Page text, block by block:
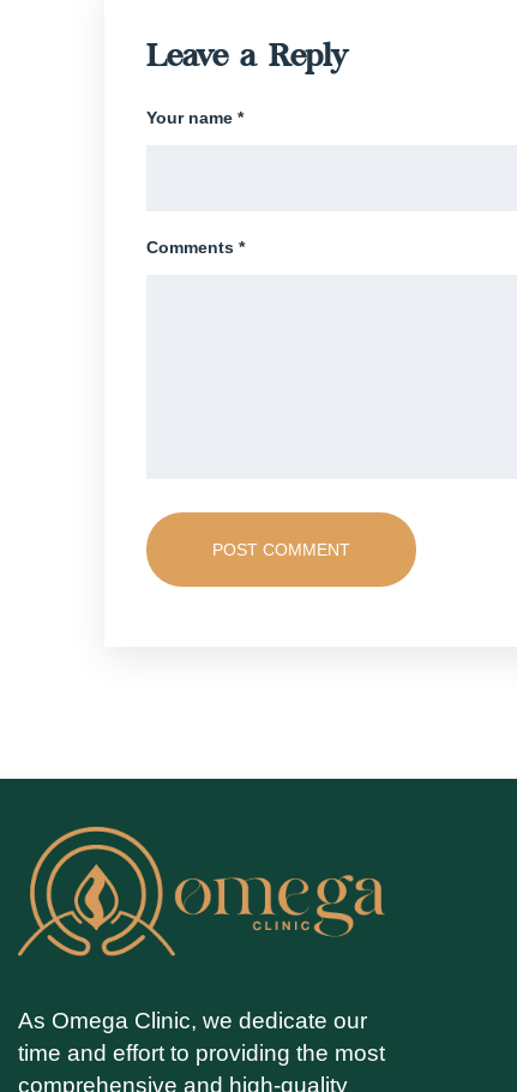
Leave a Reply
Your name *
Comments *
POST COMMENT
As Omega Clinic, we dedicate our
time and effort to providing the most
comprehensive and high-quality